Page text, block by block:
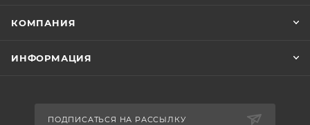
КОМПАНИЯ
ИНФОРМАЦИЯ
ПОДПИСАТЬСЯ НА РАССЫЛКУ